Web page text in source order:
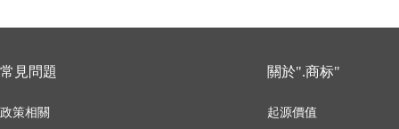
常見問題
政策相關
關於".商标"
起源價值